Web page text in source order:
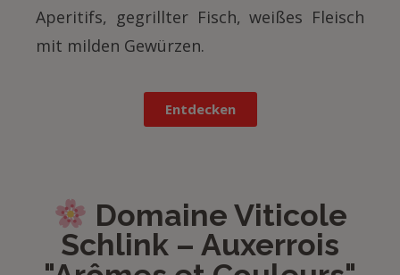
Aperitifs, gegrillter Fisch, weißes Fleisch
mit milden Gewürzen.
Entdecken
Domaine Viticole
Schlink – Auxerrois